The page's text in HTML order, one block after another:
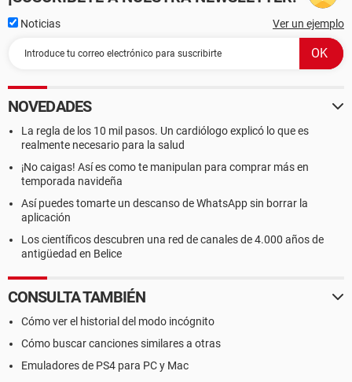
Noticias Ver un ejemplo
NOVEDADES
La regla de los 10 mil pasos. Un cardiólogo explicó lo que es
realmente necesario para la salud
¡No caigas! Así es como te manipulan para comprar más en
temporada navideña
Así puedes tomarte un descanso de WhatsApp sin borrar la
aplicación
Los científicos descubren una red de canales de 4.000 años de
antigüedad en Belice
CONSULTA TAMBIÉN
Cómo ver el historial del modo incógnito
Cómo buscar canciones similares a otras
Emuladores de PS4 para PC y Mac